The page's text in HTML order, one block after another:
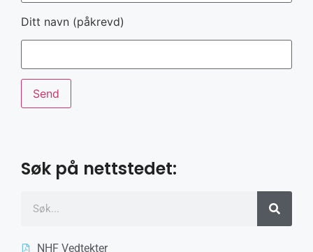
Ditt navn (påkrevd)
Søk på nettstedet:
NHF Vedtekter